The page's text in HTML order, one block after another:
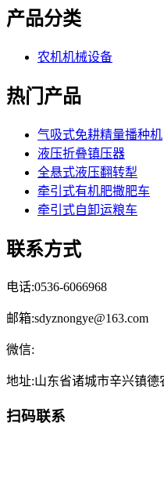
产品分类
农机机械设备
热门产品
气吸式免耕精量播种机
液压折叠镇压器
全悬式液压翻转犁
牵引式有机肥撒肥车
牵引式自卸运粮车
联系方式
电话:0536-6066968
邮箱:sdyznongye@163.com
微信:
地址:山东省诸城市辛兴镇德
扫码联系